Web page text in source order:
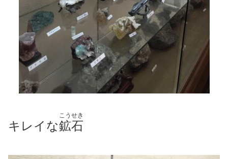
キレイな鉱石
こうせき